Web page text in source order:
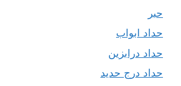
حبر
حداد ابواب
حداد درابزين
حداد درج حديد